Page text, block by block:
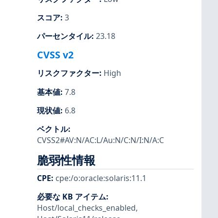
スコア: 3
パーセンタイル: 23.18
CVSS v2
リスクファクター: High
基本値: 7.8
現状値: 6.8
ベクトル:
CVSS2#AV:N/AC:L/Au:N/C:N/I:N/A:C
脆弱性情報
CPE: cpe:/o:oracle:solaris:11.1
必要な KB アイテム:
Host/local_checks_enabled,